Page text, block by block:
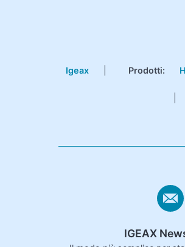
Igeax Prodotti:
IGEAX